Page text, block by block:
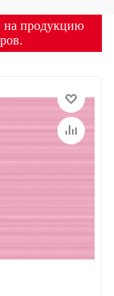
на продукцию